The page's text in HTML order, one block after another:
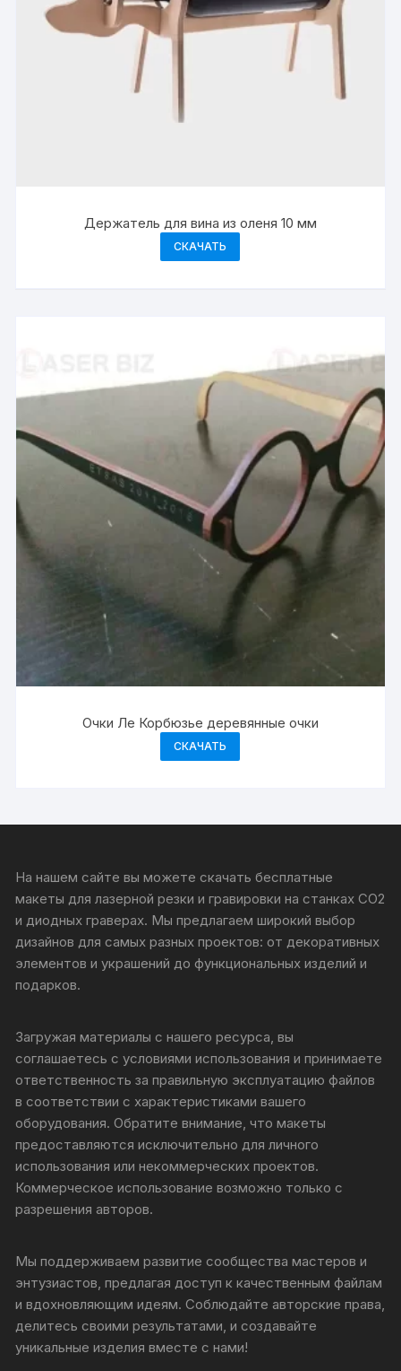
Держатель для вина из оленя 10 мм
СКАЧАТЬ
Очки Ле Корбюзье деревянные очки
СКАЧАТЬ
На нашем сайте вы можете скачать бесплатные
макеты для лазерной резки и гравировки на станках CO2
и диодных граверах. Мы предлагаем широкий выбор
дизайнов для самых разных проектов: от декоративных
элементов и украшений до функциональных изделий и
подарков.
Загружая материалы с нашего ресурса, вы
соглашаетесь с условиями использования и принимаете
ответственность за правильную эксплуатацию файлов
в соответствии с характеристиками вашего
оборудования. Обратите внимание, что макеты
предоставляются исключительно для личного
использования или некоммерческих проектов.
Коммерческое использование возможно только с
разрешения авторов.
Мы поддерживаем развитие сообщества мастеров и
энтузиастов, предлагая доступ к качественным файлам
и вдохновляющим идеям. Соблюдайте авторские права,
делитесь своими результатами, и создавайте
уникальные изделия вместе с нами!